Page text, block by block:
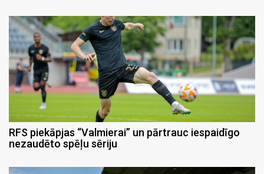
RFS piekāpjas “Valmierai” un pārtrauc iespaidīgo
nezaudēto spēļu sēriju